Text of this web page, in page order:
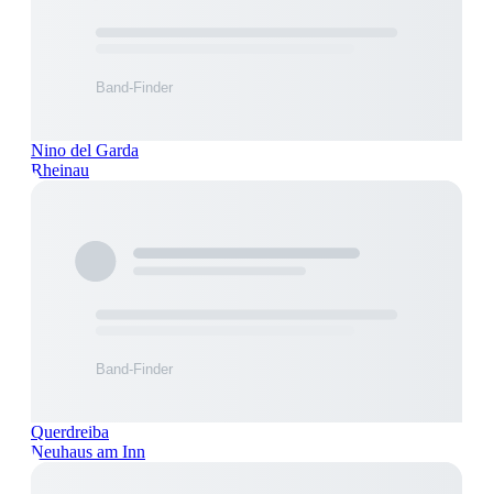
Nino del Garda
Rheinau
Querdreiba
Neuhaus am Inn